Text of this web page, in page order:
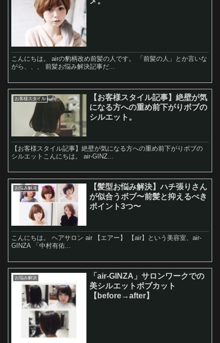
こんにちは。 airの豹柄改め前髪の人です。 「前髪の人」とか言いな
がら、、、 前髪お悩み解決記事だ...
お客様スタイル
【お客様スタイル記事】絶壁が気
になる方への重め前下がりボブの
シルエット。
【お客様スタイル記事】絶壁が気になる方への重め前下がりボブの
シルエットこんにちは。 air-GINZ...
お悩み解決
【髪型お悩み解決】ハチ張りさん
が似合うボブ〜前髪と抑えるべき
ポイント3つ〜
こんにちは。 ヘアサロン air 【エアー】 【air】という美容室、air-
GINZA 「中村有佑...
お悩み解決
「air-GINZA」サロンワークでの
美シルエットボブカット
【before→after】